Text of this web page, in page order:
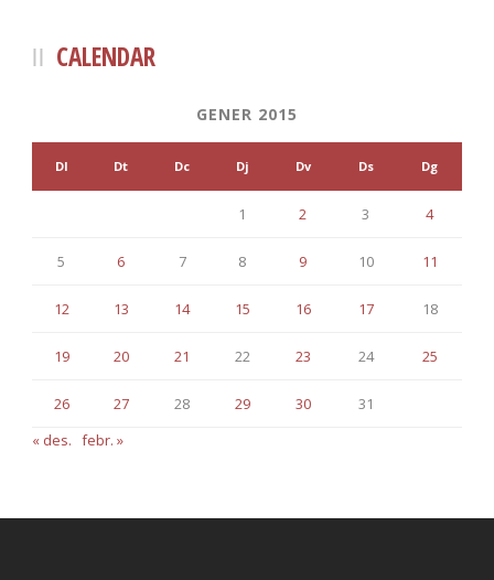
CALENDAR
GENER 2015
Dl Dt Dc Dj Dv Ds Dg
1 2 3 4
5 6 7 8 9 10 11
12 13 14 15 16 17 18
19 20 21 22 23 24 25
26 27 28 29 30
31
« des. febr. »